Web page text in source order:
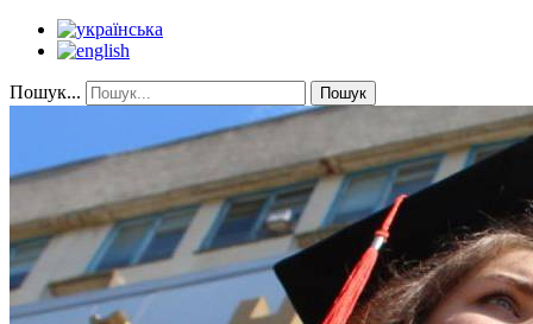
Пошук... Пошук